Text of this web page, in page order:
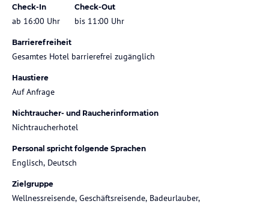
Check-In
ab 16:00 Uhr
Check-Out
bis 11:00 Uhr
Barrierefreiheit
Gesamtes Hotel barrierefrei zugänglich
Haustiere
Auf Anfrage
Nichtraucher- und Raucherinformation
Nichtraucherhotel
Personal spricht folgende Sprachen
Englisch, Deutsch
Zielgruppe
Wellnessreisende, Geschäftsreisende, Badeurlauber,